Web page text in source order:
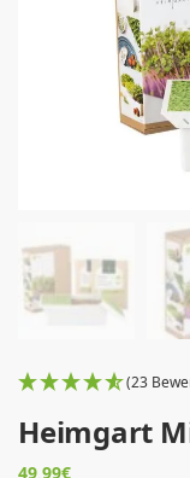
(23
Heimgart
49,99€